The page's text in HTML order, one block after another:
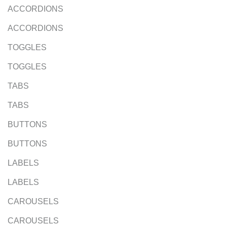
ACCORDIONS
ACCORDIONS
TOGGLES
TOGGLES
TABS
TABS
BUTTONS
BUTTONS
LABELS
LABELS
CAROUSELS
CAROUSELS